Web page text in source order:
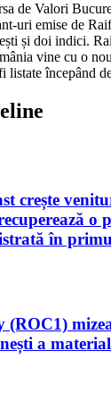
de Valori
uri emise de
și doi indici.
vine cu o
listate începând
crește
o
în
a